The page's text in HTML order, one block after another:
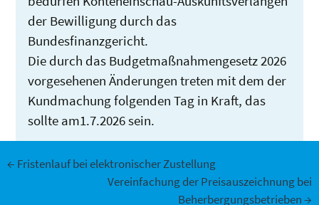
der Bewilligung durch das
Bundesfinanzgericht.
Die durch das Budgetmaßnahmengesetz 2026
vorgesehenen Änderungen treten mit dem der
Kundmachung folgenden Tag in Kraft, das
sollte am1.7.2026 sein.
Beitrags-
← Fristenlauf bei elektronischer Zustellung
Vereinfachung der Preisauszeichnung bei
Beherbergungsbetrieben→